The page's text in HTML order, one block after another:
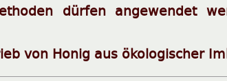
dürfen angewendet
von Honig aus ökologischer